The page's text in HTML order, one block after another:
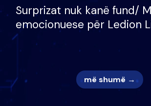
Surprizat nuk kanë fund/
emocionuese për Ledion
nëna dhe fëmijët e tij,
nuk i mban dot lotët: Nuk
më shumë →